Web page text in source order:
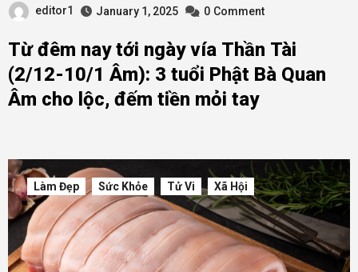
editor1 January 1, 2025 0 Comment
Từ đêm nay tới ngày vía Thần Tài
(2/12-10/1 Âm): 3 tuổi Phật Bà Quan
Âm cho lộc, đếm tiền mỏi tay
Làm Đẹp Sức Khỏe Tử Vi Xã Hội